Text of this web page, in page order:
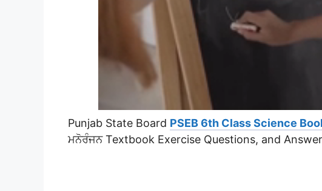
Punjab State Board PSEB 6th Class Science
ਮਨੋਰੰਜਨ Textbook Exercise Questions, and